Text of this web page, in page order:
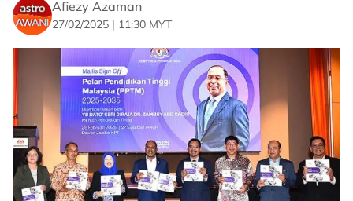
Afiezy Azaman
27/02/2025 | 11:30 MYT